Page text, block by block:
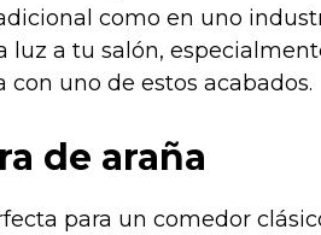
como en uno
luz a tu salón,
uno de estos acabados.
de araña
para un comedor